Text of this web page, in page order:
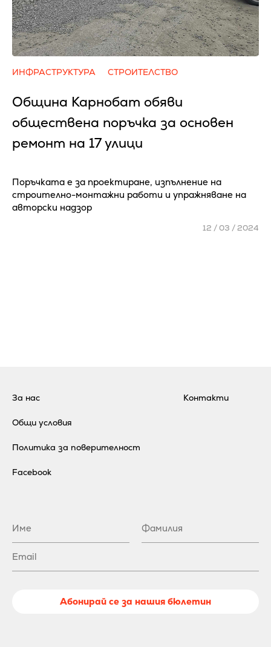
ИНФРАСТРУКТУРА СТРОИТЕЛСТВО
Община Карнобат обяви
обществена поръчка за основен
ремонт на 17 улици
Поръчката е за проектиране, изпълнение на
строително-монтажни работи и упражняване на
авторски надзор
12 / 03 / 2024
За нас
Общи условия
Политика за поверителност
Контакти
Facebook
Абонирай се за нашия бюлетин